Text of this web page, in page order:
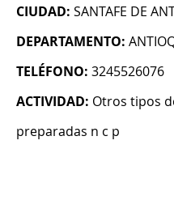
CIUDAD: SANTAFE DE
DEPARTAMENTO:
TELÉFONO: 3245526076
ACTIVIDAD: Otros tipos
preparadas n c p